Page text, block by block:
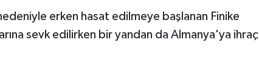
erken hasat edilmeye başlanan Finike
sevk edilirken bir yandan da Almanya'ya ihraç